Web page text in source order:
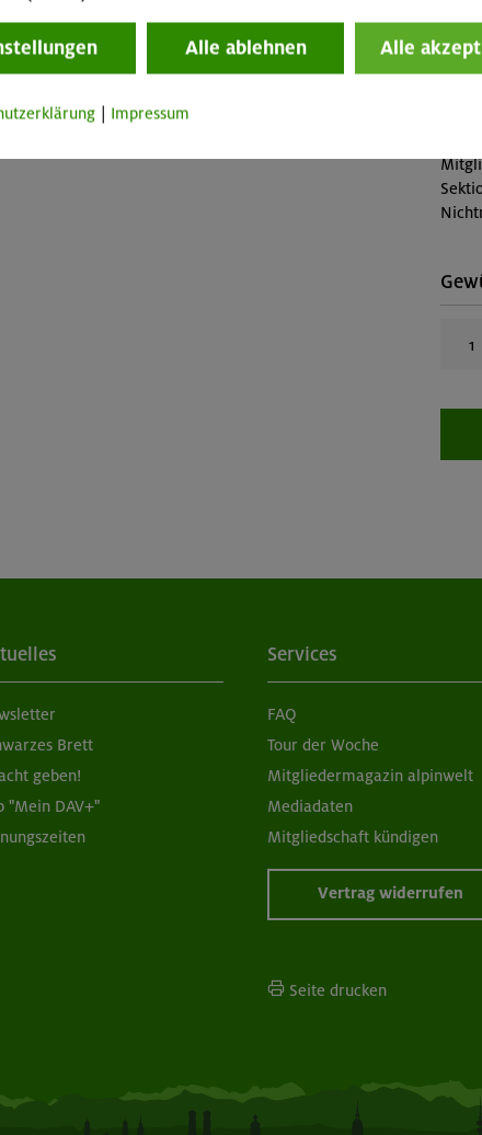
Brett
geben!
"Mein DAV+"
Services
FAQ
Tour der Woche
Mitgliedermagazin alpinwelt
Mediadaten
Mitgliedschaft kündigen
Vertrag widerrufen
Seite drucken
Alle ablehnen Alle
| Impressum